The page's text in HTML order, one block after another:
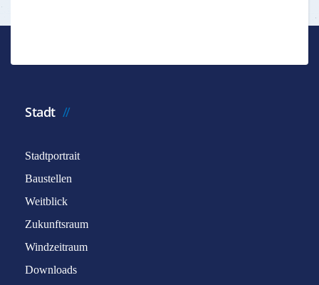
Stadt
Stadtportrait
Baustellen
Weitblick
Zukunftsraum
Windzeitraum
Downloads